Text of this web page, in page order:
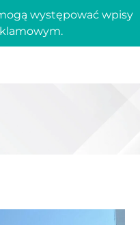
występować wpisy